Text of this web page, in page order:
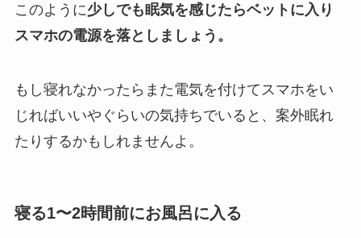
このように少しでも眠気を感じたらベットに入り
スマホの電源を落としましょう。
もし寝れなかったらまた電気を付けてスマホをい
じればいいやぐらいの気持ちでいると、案外眠れ
たりするかもしれませんよ。
寝る1〜2時間前にお風呂に入る